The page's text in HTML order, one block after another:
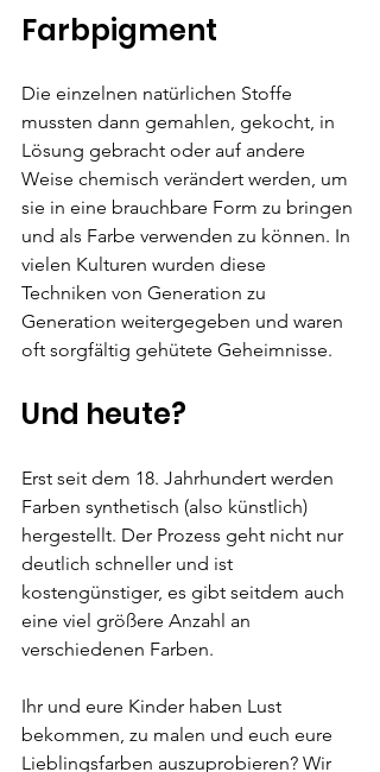
Farbpigment
Die einzelnen natürlichen Stoffe
mussten dann gemahlen, gekocht, in
Lösung gebracht oder auf andere
Weise chemisch verändert werden, um
sie in eine brauchbare Form zu bringen
und als Farbe verwenden zu können. In
vielen Kulturen wurden diese
Techniken von Generation zu
Generation weitergegeben und waren
oft sorgfältig gehütete Geheimnisse.
Und heute?
Erst seit dem 18. Jahrhundert werden
Farben synthetisch (also künstlich)
hergestellt. Der Prozess geht nicht nur
deutlich schneller und ist
kostengünstiger, es gibt seitdem auch
eine viel größere Anzahl an
verschiedenen Farben.
Ihr und eure Kinder haben Lust
bekommen, zu malen und euch eure
Lieblingsfarben auszuprobieren? Wir